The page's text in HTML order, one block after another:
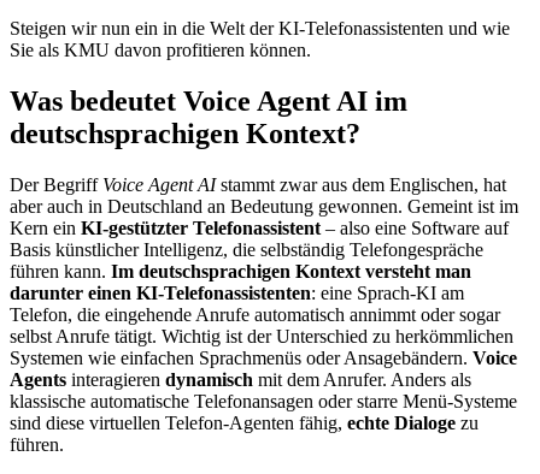
Steigen wir nun ein in die Welt der KI-Telefonassistenten und wie
Sie als KMU davon profitieren können.
Was bedeutet Voice Agent AI im
deutschsprachigen Kontext?
Der Begriff Voice Agent AIstammt zwar aus dem Englischen, hat
aber auch in Deutschland an Bedeutung gewonnen. Gemeint ist im
Kern ein KI-gestützter Telefonassistent – also eine Software auf
Basis künstlicher Intelligenz, die selbständig Telefongespräche
führen kann. Im deutschsprachigen Kontext versteht man
darunter einen KI-Telefonassistenten: eine Sprach-KI am
Telefon, die eingehende Anrufe automatisch annimmt oder sogar
selbst Anrufe tätigt. Wichtig ist der Unterschied zu herkömmlichen
Systemen wie einfachen Sprachmenüs oder Ansagebändern. Voice
Agents interagieren dynamisch mit dem Anrufer. Anders als
klassische automatische Telefonansagen oder starre Menü-Systeme
sind diese virtuellen Telefon-Agenten fähig, echte Dialoge zu
führen.